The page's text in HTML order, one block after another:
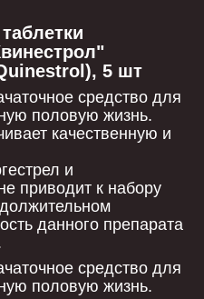
5 шт
средство для
половую жизнь.
качественную и
и
приводит к набору
данного препарата
средство для
половую жизнь.